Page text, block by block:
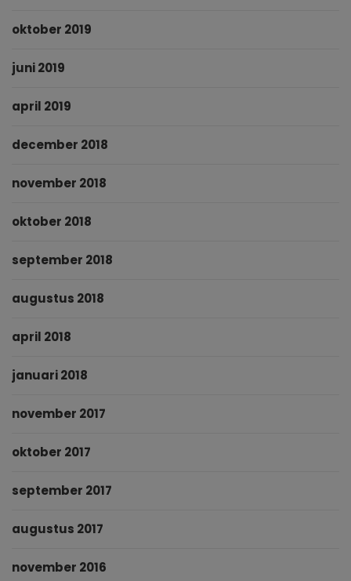
oktober 2019
juni 2019
april 2019
december 2018
november 2018
oktober 2018
september 2018
augustus 2018
april 2018
januari 2018
november 2017
oktober 2017
september 2017
augustus 2017
november 2016